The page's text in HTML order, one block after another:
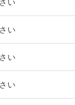
い
い
い
い